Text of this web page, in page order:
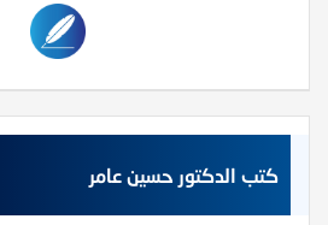
كتب الدكتور حسين عامر